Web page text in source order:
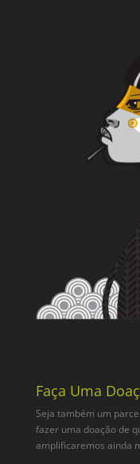
Faça Uma
Seja também um
fazer uma doação de
amplificaremos ainda